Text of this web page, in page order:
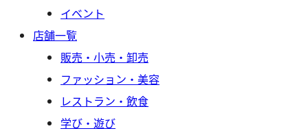
イベント
店舗一覧
販売・小売・卸売
ファッション・美容
レストラン・飲食
学び・遊び